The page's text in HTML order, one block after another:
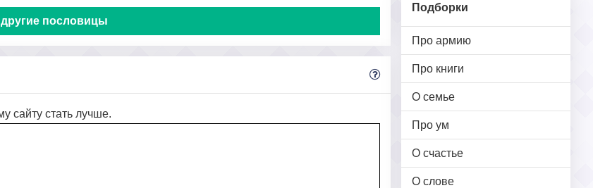
Подборки
Про армию
Про книги
О семье
Про ум
О счастье
О слове
другие пословицы
сайту стать лучше.